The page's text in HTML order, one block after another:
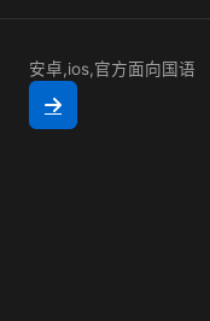
安卓,ios,官方面向国语